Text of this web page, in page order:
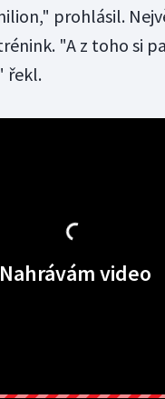
prohlásil.
"A z toho si
řekl.
Nahrávám video